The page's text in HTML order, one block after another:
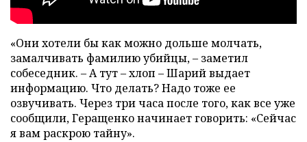
«Они хотели бы как можно дольше молчать,
замалчивать фамилию убийцы, – заметил
собеседник. – А тут – хлоп – Шарий выдает
информацию. Что делать? Надо тоже ее
озвучивать. Через три часа после того, как все уже
сообщили, Геращенко начинает говорить: «Сейчас
я вам раскрою тайну».